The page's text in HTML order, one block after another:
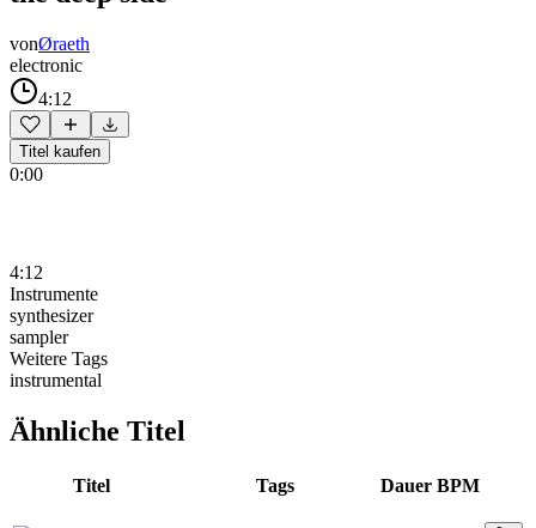
vonØraeth
electronic
4:12
Titel kaufen
0:00
4:12
Instrumente
synthesizer
sampler
Weitere Tags
instrumental
Ähnliche Titel
Titel Tags Dauer BPM